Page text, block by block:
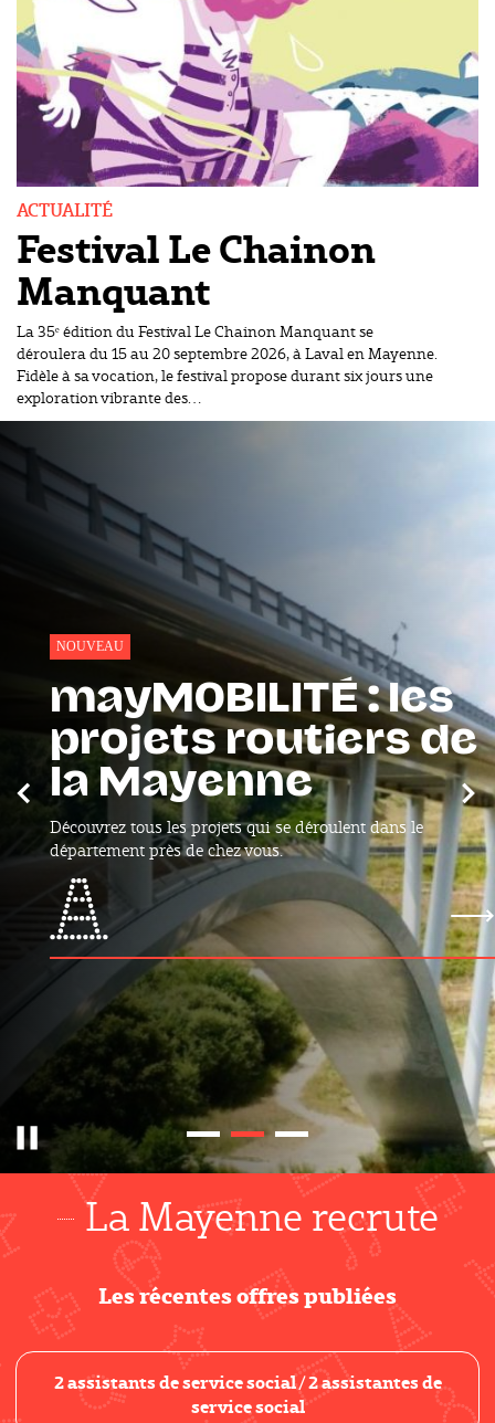
Festival Le Chainon
Manquant
ACTUALITÉ
La 35ᵉ édition du Festival Le Chainon Manquant se
déroulera du 15 au 20 septembre 2026, à Laval en Mayenne.
Fidèle à sa vocation, le festival propose durant six jours une
exploration vibrante des…
Précédent
Pause
mayMOBILITÉ : les
projets routiers de
la Mayenne
NOUVEAU
Découvrez tous les projets qui se déroulent dans le
département près de chez vous.
mayMOBILITÉ : les projets routiers de la
La Mayenne recrute
Les récentes offres publiées
2 assistants de service social / 2 assistantes de
service social